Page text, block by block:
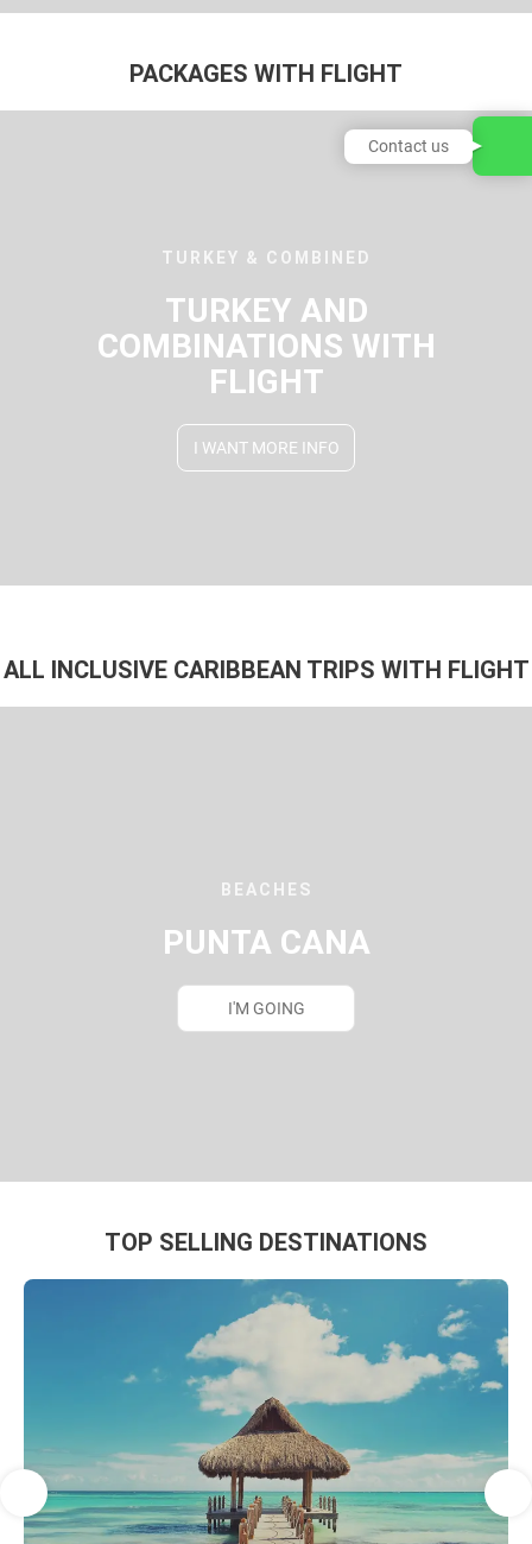
PACKAGES WITH FLIGHT
TURKEY & COMBINED
TURKEY AND
COMBINATIONS WITH
FLIGHT
I WANT MORE INFO
ALL INCLUSIVE CARIBBEAN TRIPS WITH FLIGHT
BEACHES
PUNTA CANA
I'M GOING
TOP SELLING DESTINATIONS
Contact us